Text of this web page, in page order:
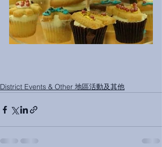
District Events & Other 地區活動及其他